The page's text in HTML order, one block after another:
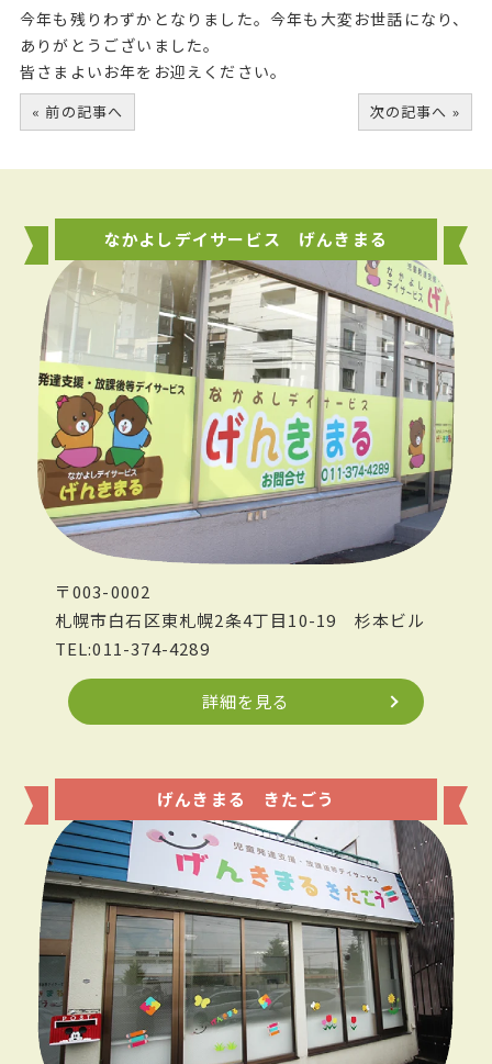
今年も残りわずかとなりました。今年も大変お世話になり、
ありがとうございました。
皆さまよいお年をお迎えください。
« 前の記事へ 次の記事へ »
なかよしデイサービス げんきまる
〒003-0002
札幌市白石区東札幌2条4丁目10-19 杉本ビル
TEL:011-374-4289
詳細を見る
げんきまる きたごう